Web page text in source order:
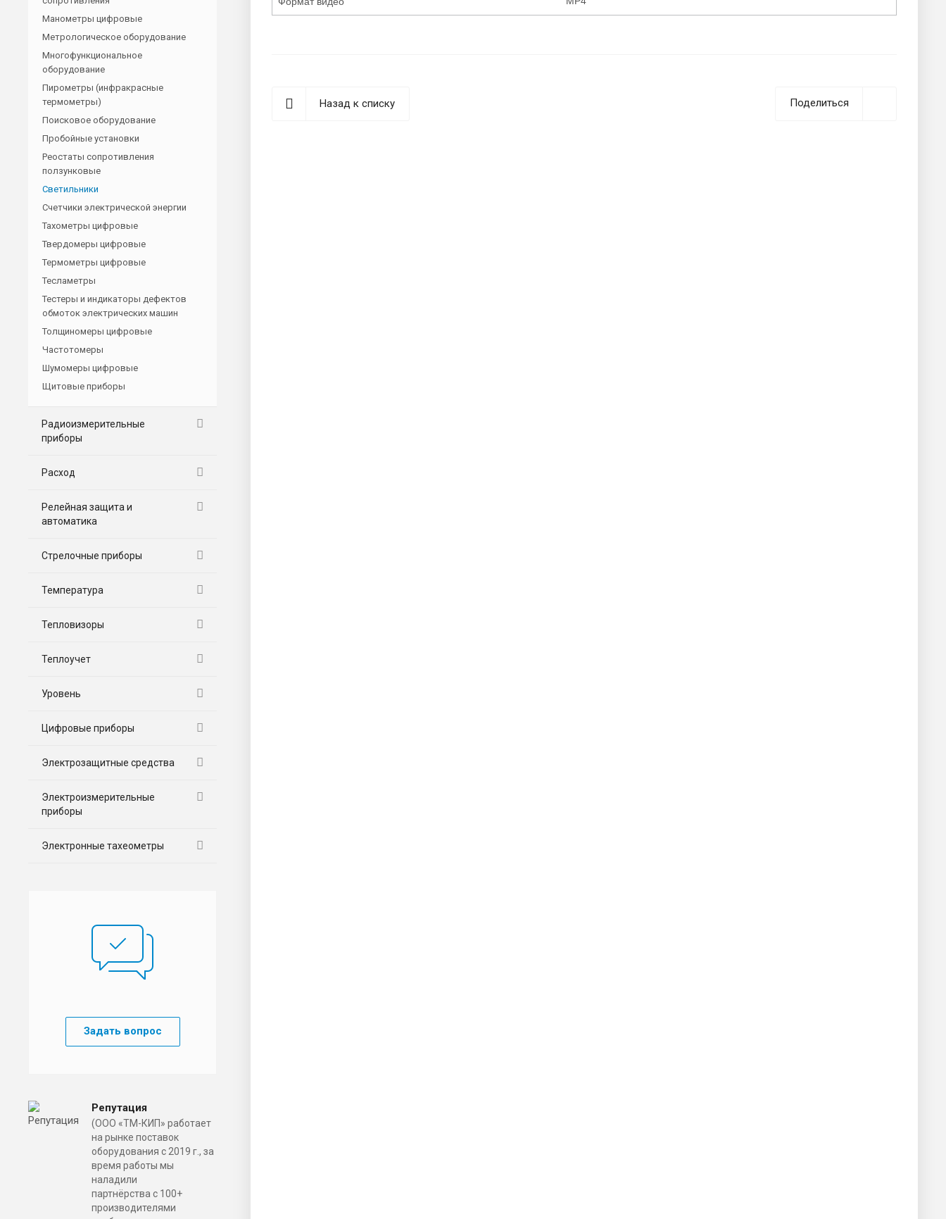
Поделиться
Назад к списку
Манометры цифровые
Метрологическое оборудование
Многофункциональное
оборудование
Пирометры (инфракрасные
термометры)
Поисковое оборудование
Пробойные установки
Реостаты сопротивления
ползунковые
Светильники
Счетчики электрической энергии
Тахометры цифровые
Твердомеры цифровые
Термометры цифровые
Тесламетры
Тестеры и индикаторы дефектов
обмоток электрических машин
Толщиномеры цифровые
Частотомеры
Шумомеры цифровые
Щитовые приборы
Радиоизмерительные
приборы
Расход
Релейная защита и
автоматика
Стрелочные приборы
Температура
Тепловизоры
Теплоучет
Уровень
Цифровые приборы
Электрозащитные средства
Электроизмерительные
приборы
Электронные тахеометры
Задать вопрос
Репутация
(ООО «ТМ-КИП» работает
на рынке поставок
оборудования с 2019 г., за
время работы мы
наладили
партнёрства с 100+
производителями